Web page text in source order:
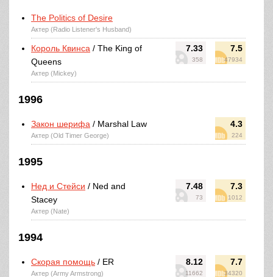
The Politics of Desire
Актер (Radio Listener's Husband)
7.33
358
7.5
47934
Король Квинса / The King of
Queens
Актер (Mickey)
1996
4.3
224
Закон шерифа / Marshal Law
Актер (Old Timer George)
1995
7.48
73
7.3
1012
Нед и Стейси / Ned and
Stacey
Актер (Nate)
1994
8.12
11662
7.7
34320
Скорая помощь / ER
Актер (Army Armstrong)